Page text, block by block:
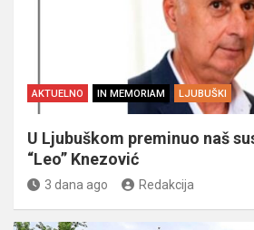
AKTUELNO IN MEMORIAM LJUBUŠKI
U Ljubuškom preminuo naš
“Leo” Knezović
3 dana ago Redakcija